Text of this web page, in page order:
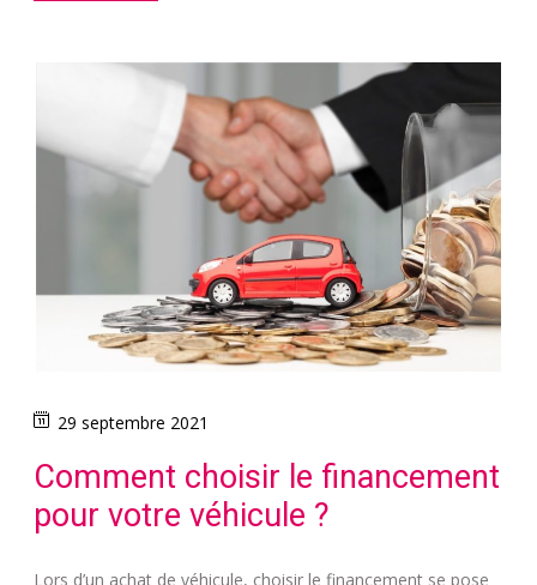
29 septembre 2021
Comment choisir le financement
pour votre véhicule ?
Lors d’un achat de véhicule, choisir le financement se pose